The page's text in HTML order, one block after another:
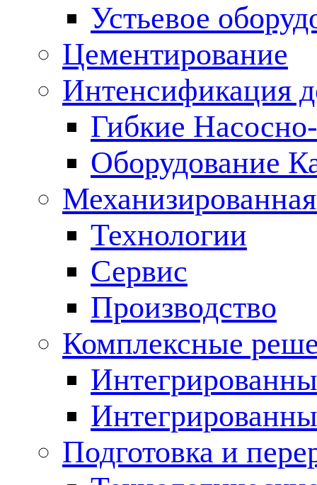
Устьевое
Цементирование
Интенсификация
Гибкие
Оборудование
Технологии
Сервис
Производство
Комплексные
Подготовка и